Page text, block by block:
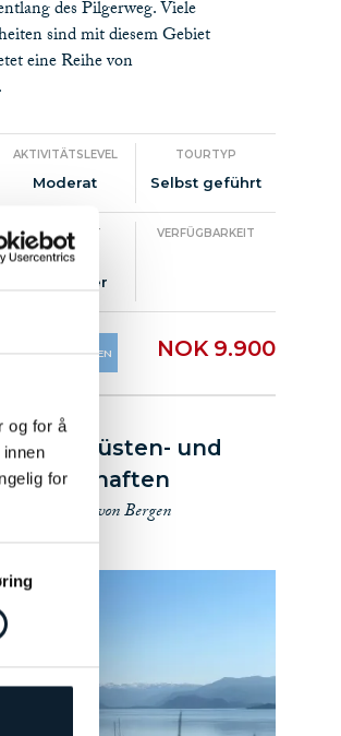
og for å
for
des Pilgerweg. Viele
sind mit diesem Gebiet
eine Reihe von
AKTIVITÄTSLEVEL
Moderat
TOURTYP
Selbst geführt
JAHRESZEIT
Juni -
September
VERFÜGBARKEIT
WANDERUNGEN NOK 9.900
durch Küsten- und
südlich von Bergen